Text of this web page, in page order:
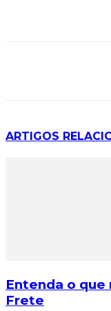
ARTIGOS
Entenda o que
Frete